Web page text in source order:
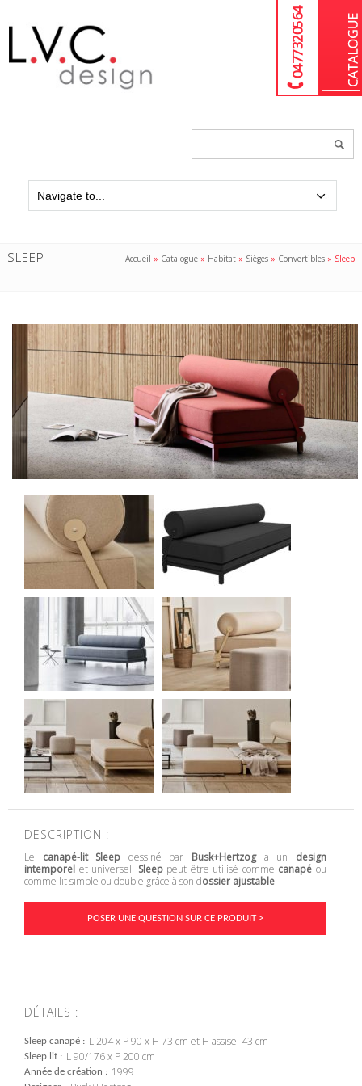
04 77 32 05 64
SLEEP Accueil » Catalogue » Habitat » Sièges » Convertibles » Sleep
DESCRIPTION :
Le canapé-lit Sleep dessiné par Busk+Hertzoga un design
intemporel et universel. Sleeppeut être utilisé comme canapé ou
comme lit simple ou double grâce à son dossier ajustable.
POSER UNE QUESTION SUR CE PRODUIT >
DÉTAILS :
Sleep canapé L 204 x P 90 x H 73 cm et H assise: 43 cm
Sleep lit L 90/176 x P 200 cm
Année de création 1999